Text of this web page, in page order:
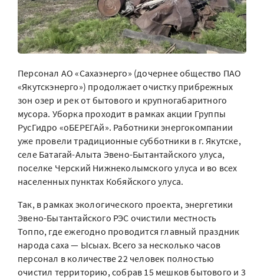
Персонал АО «Сахаэнерго» (дочернее общество ПАО
«Якутскэнерго») продолжает очистку прибрежных
зон озер и рек от бытового и крупногабаритного
мусора. Уборка проходит в рамках акции Группы
РусГидро «оБЕРЕГАй». Работники энергокомпании
уже провели традиционные субботники в г. Якутске,
селе Батагай-Алыта Эвено-Бытантайского улуса,
поселке Черский Нижнеколымского улуса и во всех
населенных пунктах Кобяйского улуса.
Так, в рамках экологического проекта, энергетики
Эвено-Бытантайского РЭС очистили местность
Топпо, где ежегодно проводится главный праздник
народа саха — Ысыах. Всего за несколько часов
персонал в количестве 22 человек полностью
очистил территорию, собрав 15 мешков бытового и 3